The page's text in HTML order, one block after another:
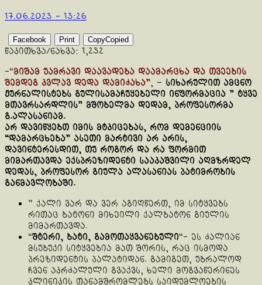
17.06.2023 - 13:26
Facebook Print CopyCopied
წაკითხვა/ნახვა: 1,232
-“მიშამ უამრავი დაავადება დაამარცხა და თვეების
შემდეგ კვლავ დედა დამიძახა”, – სიხარულით ამცნო
ჟურნალისტებს გულისამაჩუყებელი ინფორმაცია ” ტყვე
მთავრსარდლის” მშობელმა დედამ, პროფესორმა
გ.ალასანიამ.
არ დავიწყებთ იმის მტკიცებას, რომ დემენციის
“დამარცხება” ასეთი მარტივი არ არის,
დავინტერესდით, თუ როგორ და რა ფორმით
მიმართავდა ექსპრეზიდენტი სააკაშვილი აღმზრდელ
დედას, პროფესორ გიულა ალასანიას პატიმრობის
განმავლობაში.
” ქალი ვარ და ვერ აგიღწერთ, იმ სიტყვებს
რითაც ბატონი მიხეილი ქალბატონ გიულის
მიმართავდა.
“შტერი, ბატი, გამოთაყვანებული“- ეს ძალიან
მსუბუქი სიტყვებია მათ შორის, რაც ისმოდა
პრეზიდენტის პალატიდან. გამიგეთ, უბრალოდ
ჩვენ აკრძალული გვაქვს, ხელი მოგვაწერინეს
კლინიკის თანამშრომლებს საიდუმლოების